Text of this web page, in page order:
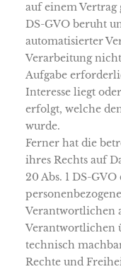
auf einem Vertrag
DS-GVO beruht
automatisierter
Verarbeitung
Aufgabe
Interesse liegt
erfolgt, welche
wurde.
Ferner hat die
ihres Rechts auf
20 Abs. 1 DS-
Verantwortlichen
Verantwortlichen
technisch
Rechte und